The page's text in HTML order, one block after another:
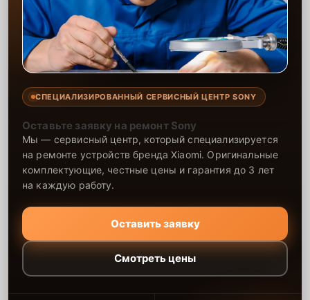
СПЕЦИАЛИЗИРОВАННЫЙ СЕРВИСНЫЙ ЦЕНТР SONY
Оставьте заявку на ремонт Sony
Мы — сервисный центр, который специализируется
на ремонте устройств бренда Xiaomi. Оригинальные
комплектующие, честные цены и гарантия до 3 лет
на каждую работу.
Оставить заявку
Смотреть цены